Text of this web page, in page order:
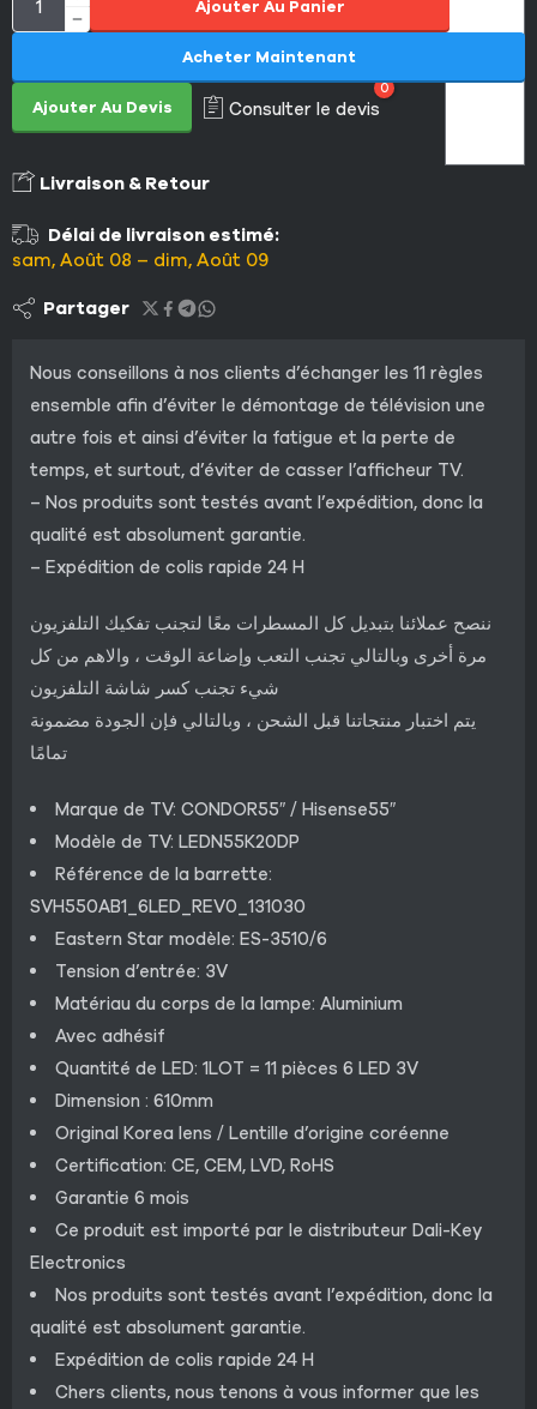
Ajouter Au Panier
Ajouter Au Devis Consulter le devis
0
Acheter Maintenant
Livraison & Retour
Délai de livraison estimé:
sam, Août 08 – dim, Août 09
Partager
Nous conseillons à nos clients d’échanger les 11 règles
ensemble afin d’éviter le démontage de télévision une
autre fois et ainsi d’éviter la fatigue et la perte de
temps, et surtout, d’éviter de casser l’afficheur TV.
– Nos produits sont testés avant l’expédition, donc la
qualité est absolument garantie.
– Expédition de colis rapide 24 H
ننصح عملائنا بتبديل كل المسطرات معًا لتجنب تفكيك التلفزيون
مرة أخرى وبالتالي تجنب التعب وإضاعة الوقت ، والاهم من كل
شيء تجنب كسر شاشة التلفزيون
يتم اختبار منتجاتنا قبل الشحن ، وبالتالي فإن الجودة مضمونة
تمامًا
Marque de TV: CONDOR55″ / Hisense55″
Modèle de TV: LEDN55K20DP
Référence de la barrette:
SVH550AB1_6LED_REV0_131030
Eastern Star modèle: ES-3510/6
Tension d’entrée: 3V
Matériau du corps de la lampe: Aluminium
Avec adhésif
Quantité de LED: 1LOT = 11 pièces 6 LED 3V
Dimension : 610mm
Original Korea lens / Lentille d’origine coréenne
Certification: CE, CEM, LVD, RoHS
Garantie 6 mois
Ce produit est importé par le distributeur Dali-Key
Electronics
Nos produits sont testés avant l’expédition, donc la
qualité est absolument garantie.
Expédition de colis rapide 24 H
Chers clients, nous tenons à vous informer que les